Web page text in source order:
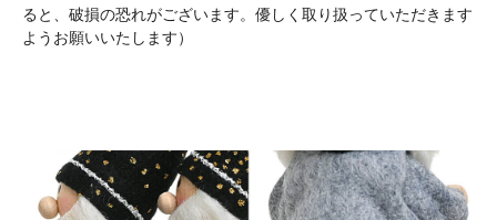
ると、破損の恐れがございます。優しく取り扱っていただきます
ようお願いいたします）